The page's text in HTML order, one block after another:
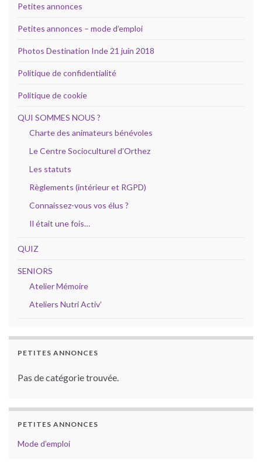
Petites annonces
Petites annonces – mode d’emploi
Photos Destination Inde 21 juin 2018
Politique de confidentialité
Politique de cookie
QUI SOMMES NOUS ?
Charte des animateurs bénévoles
Le Centre Socioculturel d’Orthez
Les statuts
Règlements (intérieur et RGPD)
Connaissez-vous vos élus ?
Il était une fois…
QUIZ
SENIORS
Atelier Mémoire
Ateliers Nutri Activ’
PETITES ANNONCES
Pas de catégorie trouvée.
PETITES ANNONCES
Mode d’emploi